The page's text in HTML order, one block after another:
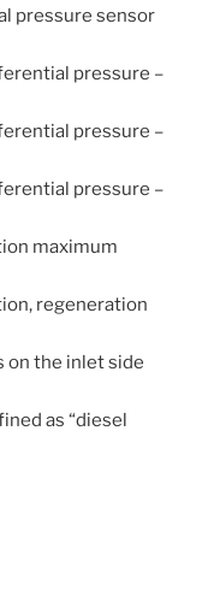
pressure sensor
pressure –
pressure –
pressure –
maximum
regeneration
on the inlet side
as “diesel